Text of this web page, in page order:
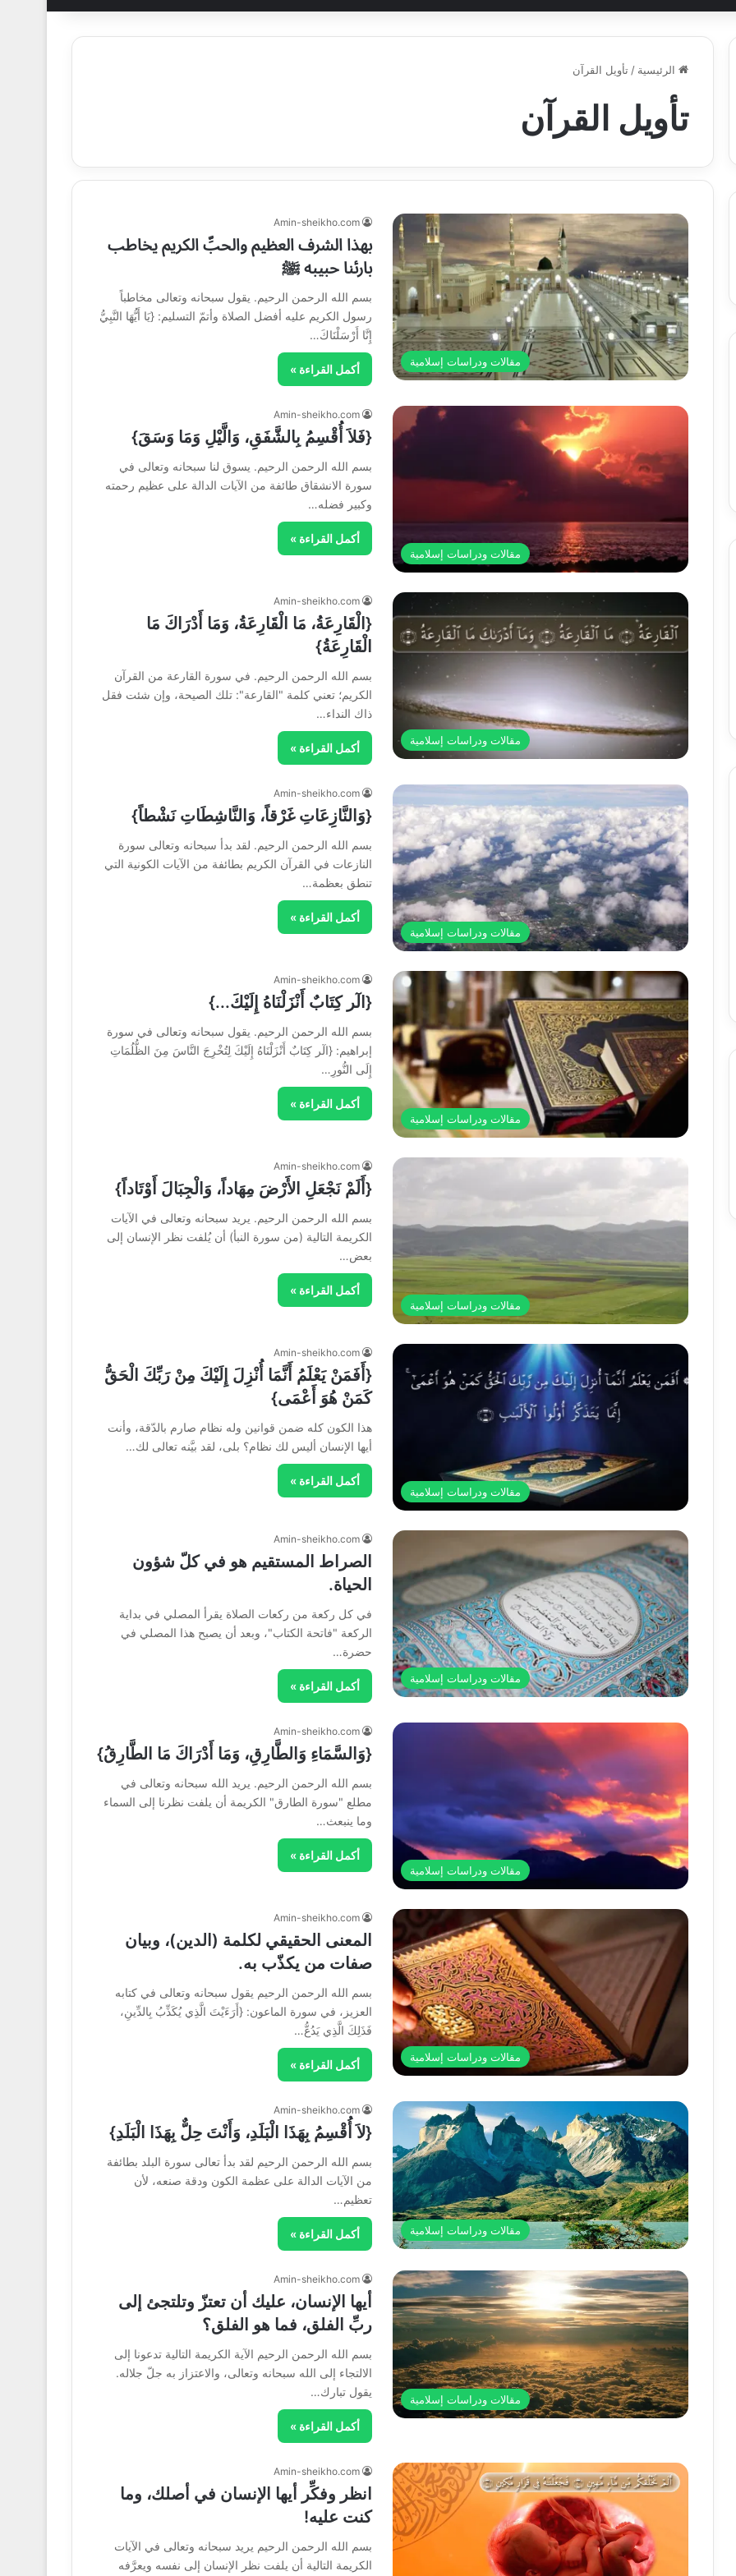
الرئيسية / تأويل القرآن
تأويل القرآن
مقالات ودراسات إسلامية
Amin-sheikho.com
بهذا الشرف العظيم والحبِّ الكريم يخاطب
بارئنا حبيبه ﷺ
بسم الله الرحمن الرحيم. يقول سبحانه وتعالى مخاطباً
رسول الكريم عليه أفضل الصلاة وأتمّ التسليم: {يَا أَيُّهَا النَّبِيُّ
إِنَّا أَرْسَلْنَاكَ…
أكمل القراءة »
مقالات ودراسات إسلامية
Amin-sheikho.com
{فَلاَ أُقْسِمُ بِالشَّفَقِ، وَالَّيْلِ وَمَا وَسَقَ}
بسم الله الرحمن الرحيم. يسوق لنا سبحانه وتعالى في
سورة الانشقاق طائفة من الآيات الدالة على عظيم رحمته
وكبير فضله…
أكمل القراءة »
مقالات ودراسات إسلامية
Amin-sheikho.com
{الْقَارِعَةُ، مَا الْقَارِعَةُ، وَمَا أَدْرَاكَ مَا
الْقَارِعَةُ}
بسم الله الرحمن الرحيم. في سورة القارعة من القرآن
الكريم؛ تعني كلمة "القارعة": تلك الصيحة، وإن شئت فقل
ذاك النداء…
أكمل القراءة »
مقالات ودراسات إسلامية
Amin-sheikho.com
{وَالنَّازِعَاتِ غَرْقاً، وَالنَّاشِطَاتِ نَشْطاً}
بسم الله الرحمن الرحيم. لقد بدأ سبحانه وتعالى سورة
النازعات في القرآن الكريم بطائفة من الآيات الكونية التي
تنطق بعظمة…
أكمل القراءة »
مقالات ودراسات إسلامية
Amin-sheikho.com
{الٓر كِتَابٌ أَنْزَلْنَاهُ إِلَيْكَ...}
بسم الله الرحمن الرحيم. يقول سبحانه وتعالى في سورة
إبراهيم: {الٓر كِتَابٌ أَنْزَلْنَاهُ إِلَيْكَ لِتُخْرِجَ النَّاسَ مِنَ الظُّلُمَاتِ
إِلَى النُّورِ…
أكمل القراءة »
مقالات ودراسات إسلامية
Amin-sheikho.com
{أَلَمْ نَجْعَلِ الأَرْضَ مِهَاداً، وَالْجِبَالَ أَوْتَاداً}
بسم الله الرحمن الرحيم. يريد سبحانه وتعالى في الآيات
الكريمة التالية (من سورة النبأ) أن يُلفت نظر الإنسان إلى
بعض…
أكمل القراءة »
مقالات ودراسات إسلامية
Amin-sheikho.com
{أَفَمَنْ يَعْلَمُ أَنَّمَا أُنْزِلَ إِلَيْكَ مِنْ رَبِّكَ الْحَقُّ
كَمَنْ هُوَ أَعْمَى}
هذا الكون كله ضمن قوانين وله نظام صارم بالدّقة، وأنت
أيها الإنسان أليس لك نظام؟ بلى، لقد بيَّنه تعالى لك…
أكمل القراءة »
مقالات ودراسات إسلامية
Amin-sheikho.com
الصراط المستقيم هو في كلّ شؤون
الحياة.
في كل ركعة من ركعات الصلاة يقرأ المصلي في بداية
الركعة "فاتحة الكتاب"، وبعد أن يصبح هذا المصلي في
حضرة…
أكمل القراءة »
مقالات ودراسات إسلامية
Amin-sheikho.com
{وَالسَّمَاءِ وَالطَّارِقِ، وَمَا أَدْرَاكَ مَا الطَّارِقُ}
بسم الله الرحمن الرحيم. يريد الله سبحانه وتعالى في
مطلع "سورة الطارق" الكريمة أن يلفت نظرنا إلى السماء
وما ينبعث…
أكمل القراءة »
مقالات ودراسات إسلامية
Amin-sheikho.com
المعنى الحقيقي لكلمة (الدين)، وبيان
صفات من يكذّب به.
بسم الله الرحمن الرحيم يقول سبحانه وتعالى في كتابه
العزيز، في سورة الماعون: {أَرَءَيْتَ الَّذِي يُكَذِّبُ بِالدِّينِ،
فَذَلِكَ الَّذِي يَدُعُّ…
أكمل القراءة »
مقالات ودراسات إسلامية
Amin-sheikho.com
{لاَ أُقْسِمُ بِهَذَا الْبَلَدِ، وَأَنْتَ حِلٌّ بِهَذَا الْبَلَدِ}
بسم الله الرحمن الرحيم لقد بدأ تعالى سورة البلد بطائفة
من الآيات الدالة على عظمة الكون ودقة صنعه، لأن
تعظيم…
أكمل القراءة »
مقالات ودراسات إسلامية
Amin-sheikho.com
أيها الإنسان، عليك أن تعتزّ وتلتجئ إلى
ربِّ الفلق، فما هو الفلق؟
بسم الله الرحمن الرحيم الآية الكريمة التالية تدعونا إلى
الالتجاء إلى الله سبحانه وتعالى، والاعتزاز به جلّ جلاله.
يقول تبارك…
أكمل القراءة »
Amin-sheikho.com
انظر وفكِّر أيها الإنسان في أصلك، وما
كنت عليه!
بسم الله الرحمن الرحيم يريد سبحانه وتعالى في الآيات
الكريمة التالية أن يلفت نظر الإنسان إلى نفسه ويعرَّفه